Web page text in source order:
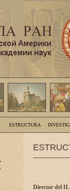
ESTRUCTURA
Director del